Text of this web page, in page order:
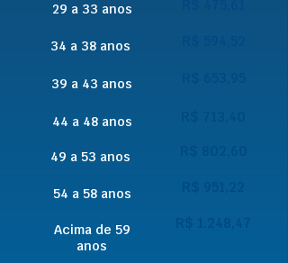
29 a 33 anos
34 a 38 anos
39 a 43 anos
44 a 48 anos
49 a 53 anos
54 a 58 anos
Acima de 59
anos